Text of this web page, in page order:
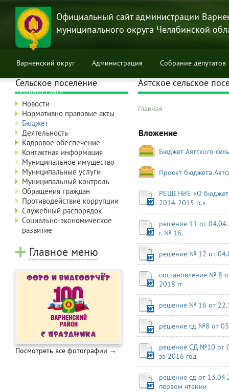
Перейти
основному
содержанию
Официальный сайт администрации
муниципального округа Челябинской
Варненский округ Администрация Собрание депутатов
Правила сайта
Аятское сельское
навигации
Главная
Вложение
Бюджет Аятского
Проект бюджета
РЕШЕНИЕ «О бюджете
2014-2015 гг.»
решение 11 от
г. № 16.
решение № 12 от
постановление № 8
2018 гг
решение № 16 от
решение сд №8 от
решение СД №10 от
за 2016 год
решение сд от
первом чтении
Сельское поселение
Новости
Нормативно правовые акты
Бюджет
Деятельность
Кадровое обеспечение
Контактная информация
Муниципальное имущество
Муниципальные услуги
Муниципальный контроль
Обращения граждан
Противодействие коррупции
Служебный распорядок
Социально-экономическое
развитие
Главное меню
Посмотреть все фотографии →